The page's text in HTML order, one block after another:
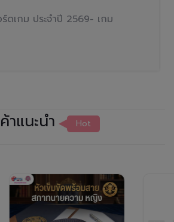
ดเกม ประจำปี 2569- เกม
าแนะนำ Hot